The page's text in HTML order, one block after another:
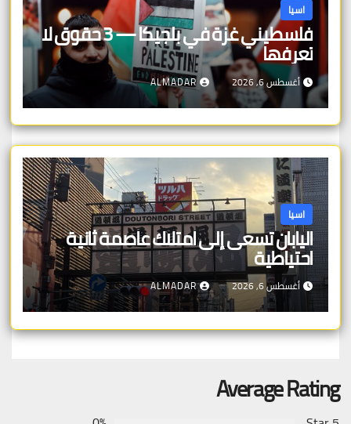
اسيا
فلسطيني غزة في بلجيكا — 3 حقوق لا
تعرفها
أغسطس 6, 2026 ALMADAR
اسيا
اليابان تسعى إلى امتلاك عاصمة ثانية
احتياطية
أغسطس 6, 2026 ALMADAR
Average Rating